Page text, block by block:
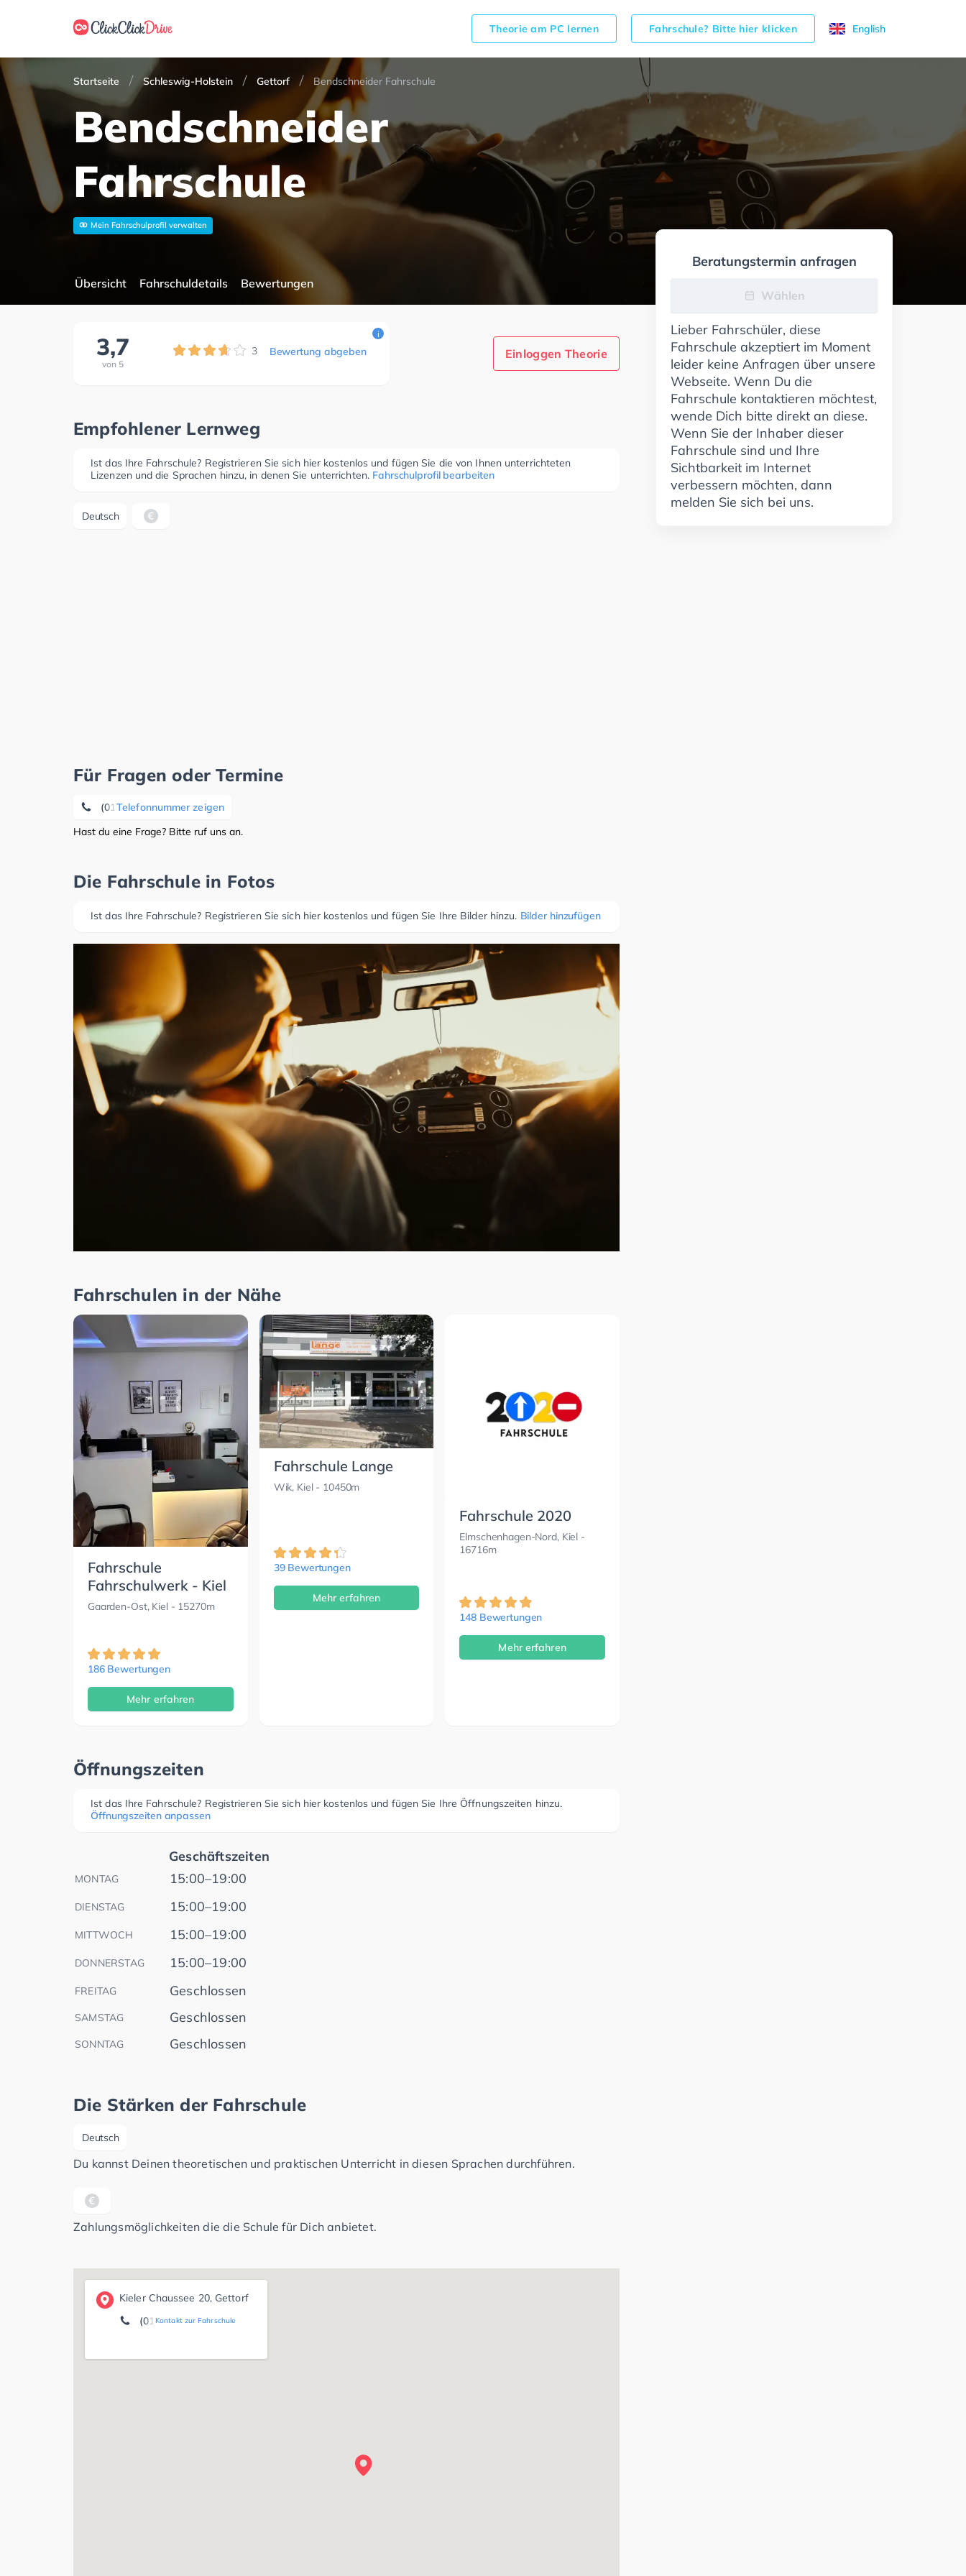
Theorie am PC lernen Fahrschule? Bitte hier klicken English
Startseite Schleswig-Holstein Gettorf Bendschneider Fahrschule
Bendschneider
Fahrschule
Mein Fahrschulprofil verwalten
Übersicht Fahrschuldetails Bewertungen
3,7
von 5
3 Bewertung abgeben
i
Einloggen Theorie
Empfohlener Lernweg
Ist das Ihre Fahrschule? Registrieren Sie sich hier kostenlos und fügen Sie die von Ihnen unterrichteten
Lizenzen und die Sprachen hinzu, in denen Sie unterrichten. Fahrschulprofil bearbeiten
Deutsch
Für Fragen oder Termine
Telefonnummer zeigen
(0171) 9 90 97 89
Hast du eine Frage? Bitte ruf uns an.
Die Fahrschule in Fotos
Ist das Ihre Fahrschule? Registrieren Sie sich hier kostenlos und fügen Sie Ihre Bilder hinzu. Bilder hinzufügen
Fahrschulen in der Nähe
Fahrschule
Fahrschulwerk - Kiel
Gaarden-Ost, Kiel- 15270m
186 Bewertungen
Mehr erfahren
Fahrschule Lange
Wik, Kiel- 10450m
39 Bewertungen
Mehr erfahren
Fahrschule 2020
Elmschenhagen-Nord, Kiel -
16716m
148 Bewertungen
Mehr erfahren
Öffnungszeiten
Ist das Ihre Fahrschule? Registrieren Sie sich hier kostenlos und fügen Sie Ihre Öffnungszeiten hinzu.
Öffnungszeiten anpassen
Geschäftszeiten
MONTAG 15:00–19:00
DIENSTAG 15:00–19:00
MITTWOCH 15:00–19:00
DONNERSTAG 15:00–19:00
FREITAG Geschlossen
SAMSTAG Geschlossen
SONNTAG Geschlossen
Die Stärken der Fahrschule
Deutsch
Du kannst Deinen theoretischen und praktischen Unterricht in diesen Sprachen durchführen.
Zahlungsmöglichkeiten die die Schule für Dich anbietet.
Kieler Chaussee 20, Gettorf
Kontakt zur Fahrschule
(0171) 9 90 97 89
Beratungstermin anfragen
Wählen
Lieber Fahrschüler, diese
Fahrschule akzeptiert im Moment
leider keine Anfragen über unsere
Webseite. Wenn Du die
Fahrschule kontaktieren möchtest,
wende Dich bitte direkt an diese.
Wenn Sie der Inhaber dieser
Fahrschule sind und Ihre
Sichtbarkeit im Internet
verbessern möchten, dann
melden Sie sich bei uns.